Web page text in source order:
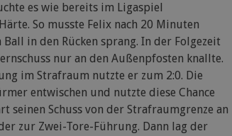
es wie bereits im Ligaspiel
So musste Felix nach 20 Minuten
in den Rücken sprang. In der Folgezeit
nur an den Außenpfosten knallte.
im Strafraum nutzte er zum 2:0. Die
entwischen und nutzte diese Chance
seinen Schuss von der Strafraumgrenze an
zur Zwei-Tore-Führung. Dann lag der